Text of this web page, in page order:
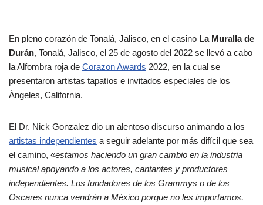
En pleno corazón de Tonalá, Jalisco, en el casino La Muralla de
Durán, Tonalá, Jalisco, el 25 de agosto del 2022 se llevó a cabo
la Alfombra roja de Corazon Awards 2022, en la cual se
presentaron artistas tapatíos e invitados especiales de los
Ángeles, California.
El Dr. Nick Gonzalez dio un alentoso discurso animando a los
artistas independientes a seguir adelante por más difícil que sea
el camino, «estamos haciendo un gran cambio en la industria
musical apoyando a los actores, cantantes y productores
independientes. Los fundadores de los Grammys o de los
Oscares nunca vendrán a México porque no les importamos,